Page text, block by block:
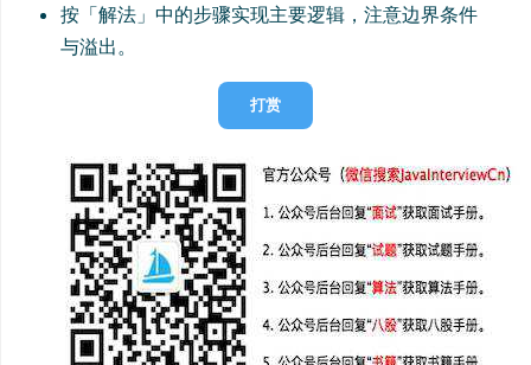
按「解法」中的步骤实现主要逻辑，注意边界条件
与溢出。
打赏